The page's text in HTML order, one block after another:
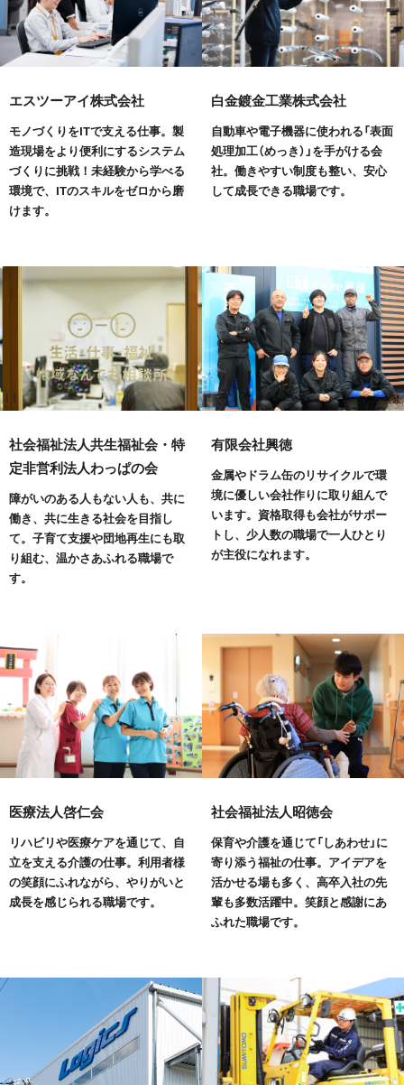
エスツーアイ株式会社
モノづくりをITで支える仕事。製
造現場をより便利にするシステム
づくりに挑戦！未経験から学べる
環境で、ITのスキルをゼロから磨
けます。
白金鍍金工業株式会社
自動車や電子機器に使われる「表面
処理加工（めっき）」を手がける会
社。働きやすい制度も整い、安心
して成長できる職場です。
社会福祉法人共生福祉会・特
定非営利法人わっぱの会
障がいのある人もない人も、共に
働き、共に生きる社会を目指し
て。子育て支援や団地再生にも取
り組む、温かさあふれる職場で
す。
有限会社興徳
金属やドラム缶のリサイクルで環
境に優しい会社作りに取り組んで
います。資格取得も会社がサポー
トし、少人数の職場で一人ひとり
が主役になれます。
医療法人啓仁会
リハビリや医療ケアを通じて、自
立を支える介護の仕事。利用者様
の笑顔にふれながら、やりがいと
成長を感じられる職場です。
社会福祉法人昭徳会
保育や介護を通じて「しあわせ」に
寄り添う福祉の仕事。アイデアを
活かせる場も多く、高卒入社の先
輩も多数活躍中。笑顔と感謝にあ
ふれた職場です。